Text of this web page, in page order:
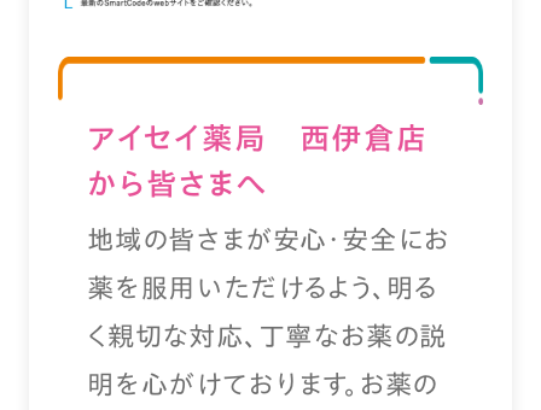
アイセイ薬局 西伊倉店
から皆さまへ
地域の皆さまが安心・安全にお
薬を服用いただけるよう、明る
く親切な対応、丁寧なお薬の説
明を心がけております。お薬の